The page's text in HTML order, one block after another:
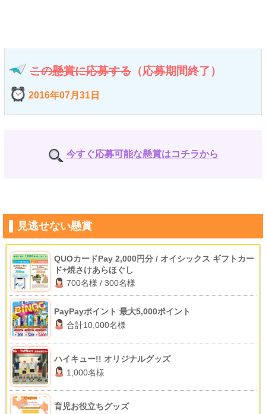
この懸賞に応募する （応募期間終了）
2016年07月31日
今すぐ応募可能な懸賞はコチラから
見逃せない懸賞
QUOカードPay 2,000円分 / オイシックス ギフトカー
ド+焼さけあらほぐし
700名様 / 300名様
PayPayポイント 最大5,000ポイント
合計10,000名様
ハイキュー!! オリジナルグッズ
1,000名様
育児お役立ちグッズ